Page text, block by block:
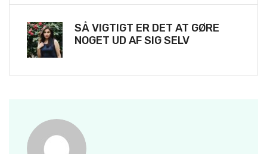
SÅ VIGTIGT ER DET AT GØRE
NOGET UD AF SIG SELV